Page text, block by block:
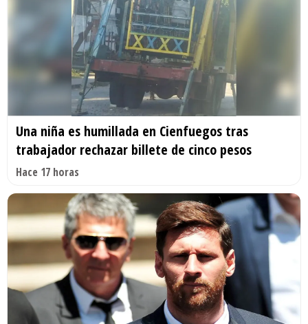
Una niña es humillada en Cienfuegos tras
trabajador rechazar billete de cinco pesos
Hace 17 horas